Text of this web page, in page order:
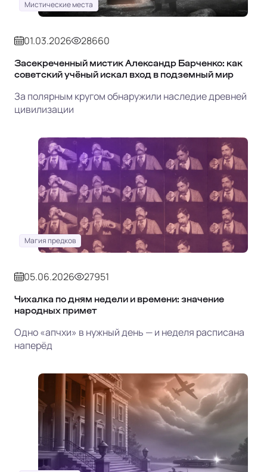
Мистические места
01.03.2026 28660
Засекреченный мистик Александр Барченко: как
советский учёный искал вход в подземный мир
За полярным кругом обнаружили наследие древней
цивилизации
Магия предков
05.06.2026 27951
Чихалка по дням недели и времени: значение
народных примет
Одно «апчхи» в нужный день — и неделя расписана
наперёд